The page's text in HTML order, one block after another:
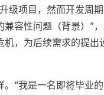
级项目，然而开发周
容性问题（背景）”
机，为后续需求的提出
“我是一名即将毕业